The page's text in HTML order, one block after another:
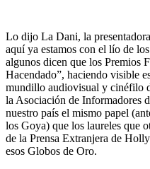
Lo dijo La Dani, la
aquí ya estamos con el lío de
algunos dicen que los Premios
Hacendado”, haciendo visible
mundillo audiovisual y cinéfilo
la Asociación de Informadores
nuestro país el mismo papel
los Goya) que los laureles que
de la Prensa Extranjera de
esos Globos de Oro.